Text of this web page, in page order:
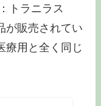
トラニラス
が販売されてい
療用と全く同じ